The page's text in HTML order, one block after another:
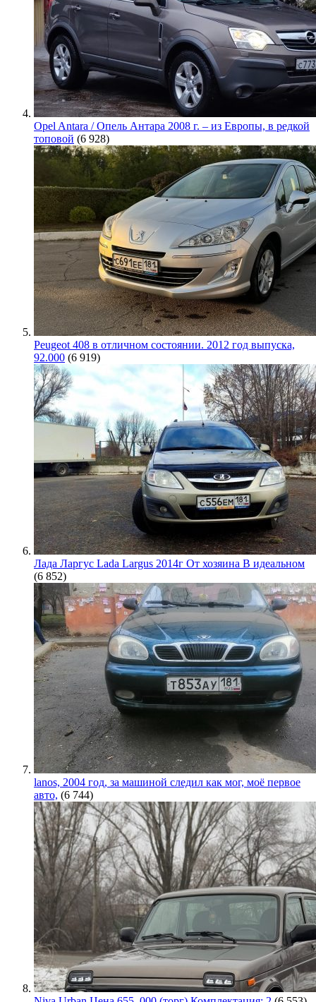
Opel Antara / Опель Антара 2008 г. – из Европы, в редкой
топовой (6 928)
Peugeot 408 в отличном состоянии. 2012 год выпуска,
92.000 (6 919)
Лада Ларгус Lada Largus 2014г От хозяина В идеальном
(6 852)
lanos, 2004 год, за машиной следил как мог, моё первое
авто, (6 744)